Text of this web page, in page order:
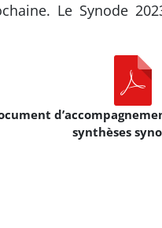
Le Synode
synthèses